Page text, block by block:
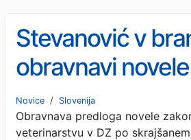
Stevanović v
obravnavi
veterinarstvu po
skrajšanem
Novice / Slovenija
Obravnava predloga novele
veterinarstvu v DZ po skrajšanem